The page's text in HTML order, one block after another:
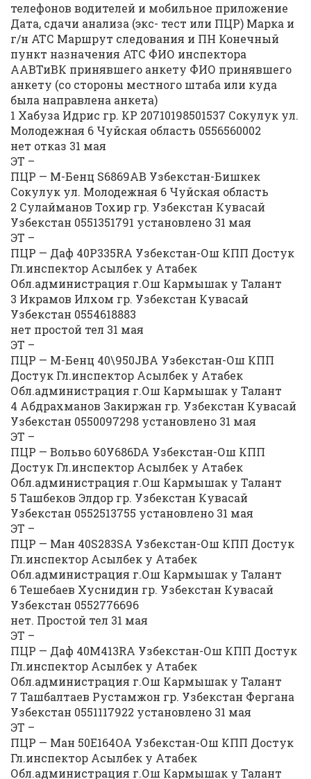
телефонов водителей и мобильное приложение
Дата, сдачи анализа (экс- тест или ПЦР) Марка и
г/н АТС Маршрут следования и ПН Конечный
пункт назначения АТС ФИО инспектора
ААВТиВК принявшего анкету ФИО принявшего
анкету (со стороны местного штаба или куда
была направлена анкета)
1 Хабуза Идрис гр. КР 20710198501537 Сокулук ул.
Молодежная 6 Чуйская область 0556560002
нет отказ 31 мая
ЭТ –
ПЦР — М-Бенц S6869АВ Узбекстан-Бишкек
Сокулук ул. Молодежная 6 Чуйская область
2 Сулайманов Тохир гр. Узбекстан Кувасай
Узбекстан 0551351791 установлено 31 мая
ЭТ –
ПЦР — Даф 40Р335RA Узбекстан-Ош КПП Достук
Гл.инспектор Асылбек у Атабек
Обл.администрация г.Ош Кармышак у Талант
3 Икрамов Илхом гр. Узбекстан Кувасай
Узбекстан 0554618883
нет простой тел 31 мая
ЭТ –
ПЦР — М-Бенц 40\950JBA Узбекстан-Ош КПП
Достук Гл.инспектор Асылбек у Атабек
Обл.администрация г.Ош Кармышак у Талант
4 Абдрахманов Закиржан гр. Узбекстан Кувасай
Узбекстан 0550097298 установлено 31 мая
ЭТ –
ПЦР — Вольво 60У686DA Узбекстан-Ош КПП
Достук Гл.инспектор Асылбек у Атабек
Обл.администрация г.Ош Кармышак у Талант
5 Ташбеков Элдор гр. Узбекстан Кувасай
Узбекстан 0552513755 установлено 31 мая
ЭТ –
ПЦР — Ман 40S283SA Узбекстан-Ош КПП Достук
Гл.инспектор Асылбек у Атабек
Обл.администрация г.Ош Кармышак у Талант
6 Тешебаев Хуснидин гр. Узбекстан Кувасай
Узбекстан 0552776696
нет. Простой тел 31 мая
ЭТ –
ПЦР — Даф 40М413RA Узбекстан-Ош КПП Достук
Гл.инспектор Асылбек у Атабек
Обл.администрация г.Ош Кармышак у Талант
7 Ташбалтаев Рустамжон гр. Узбекстан Фергана
Узбекстан 0551117922 установлено 31 мая
ЭТ –
ПЦР — Ман 50Е164ОА Узбекстан-Ош КПП Достук
Гл.инспектор Асылбек у Атабек
Обл.администрация г.Ош Кармышак у Талант